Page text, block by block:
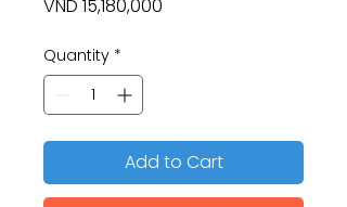
VND 15,180,000
Quantity *
Add to Cart